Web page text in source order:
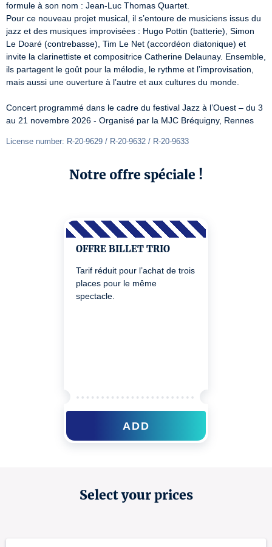
formule à son nom : Jean-Luc Thomas Quartet.
Pour ce nouveau projet musical, il s’entoure de musiciens issus du
jazz et des musiques improvisées : Hugo Pottin (batterie), Simon
Le Doaré (contrebasse), Tim Le Net (accordéon diatonique) et
invite la clarinettiste et compositrice Catherine Delaunay. Ensemble,
ils partagent le goût pour la mélodie, le rythme et l’improvisation,
mais aussi une ouverture à l’autre et aux cultures du monde.
Concert programmé dans le cadre du festival Jazz à l’Ouest – du 3
au 21 novembre 2026 - Organisé par la MJC Bréquigny, Rennes
License number: R-20-9629 / R-20-9632 / R-20-9633
Notre offre spéciale !
OFFRE BILLET TRIO
Tarif réduit pour l’achat de trois
places pour le même
spectacle.
ADD
Select your prices